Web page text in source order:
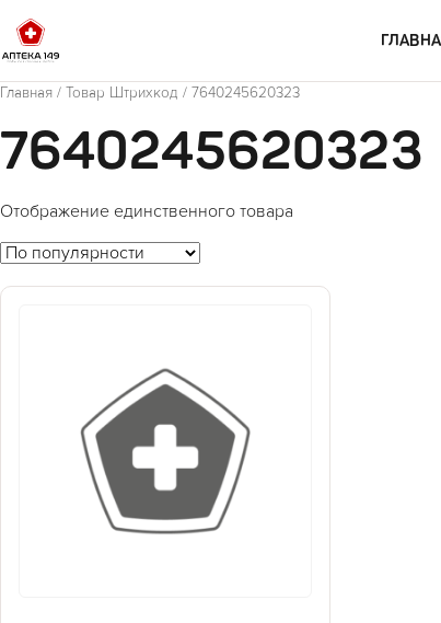
Главная / Товар Штрихкод / 7640245620323
7640245620323
Отображение единственного товара